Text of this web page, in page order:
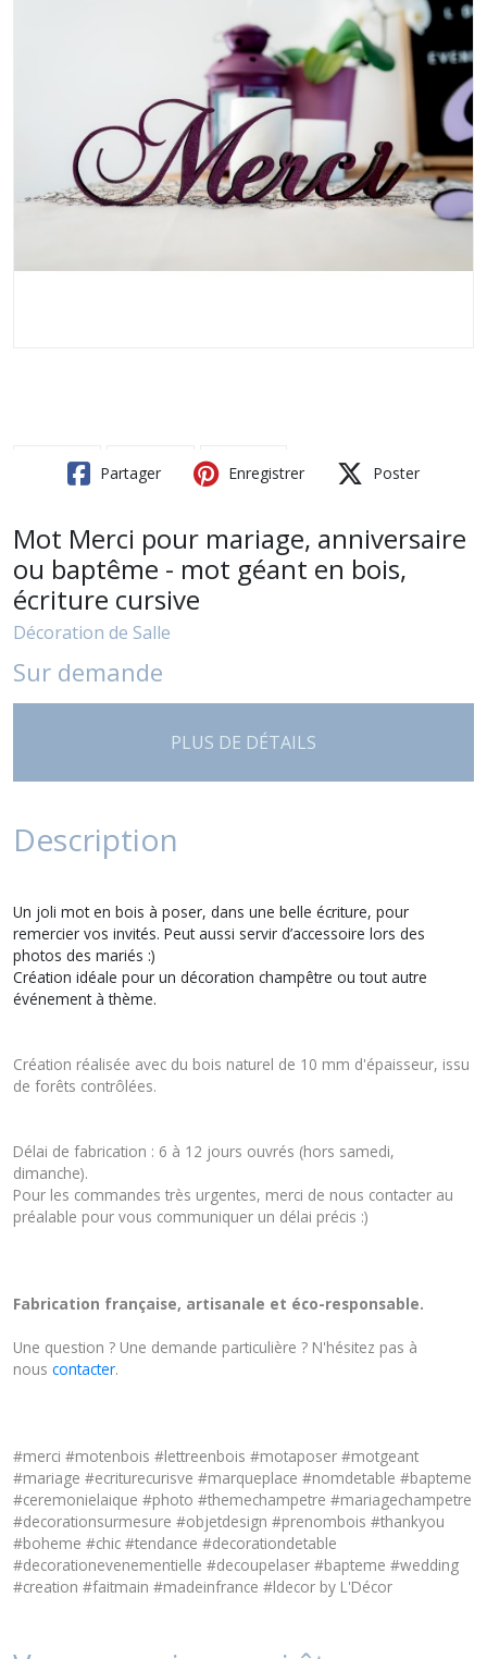
Partager Enregistrer Poster
Mot Merci pour mariage, anniversaire
ou baptême - mot géant en bois,
écriture cursive
Décoration de Salle
Sur demande
PLUS DE DÉTAILS
Description
Un joli mot en bois à poser, dans une belle écriture, pour
remercier vos invités. Peut aussi servir d’accessoire lors des
photos des mariés :)
Création idéale pour un décoration champêtre ou tout autre
événement à thème.
Création réalisée avec du bois naturel de 10 mm d'épaisseur, issu
de forêts contrôlées.
Délai de fabrication : 6 à 12 jours ouvrés (hors samedi,
dimanche).
Pour les commandes très urgentes, merci de nous contacter au
préalable pour vous communiquer un délai précis :)
Fabrication française, artisanale et éco-responsable.
Une question ? Une demande particulière ? N'hésitez pas à
nous contacter.
#merci #motenbois #lettreenbois #motaposer #motgeant
#mariage #ecriturecurisve #marqueplace #nomdetable #bapteme
#ceremonielaique #photo #themechampetre #mariagechampetre
#decorationsurmesure #objetdesign #prenombois #thankyou
#boheme #chic #tendance #decorationdetable
#decorationevenementielle #decoupelaser #bapteme #wedding
#creation #faitmain #madeinfrance #ldecor by L'Décor